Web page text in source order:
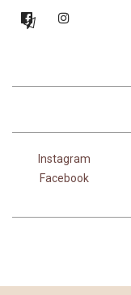
Instagram
Facebook